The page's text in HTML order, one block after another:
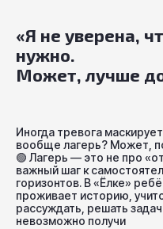
«Я не уверена,
нужно.
Может, лучше
Иногда тревога
вообще лагерь? Может,
🟢 Лагерь — это не про
важный шаг к
горизонтов. В «Ёлке»
проживает историю,
рассуждать, решать
невозможно получи